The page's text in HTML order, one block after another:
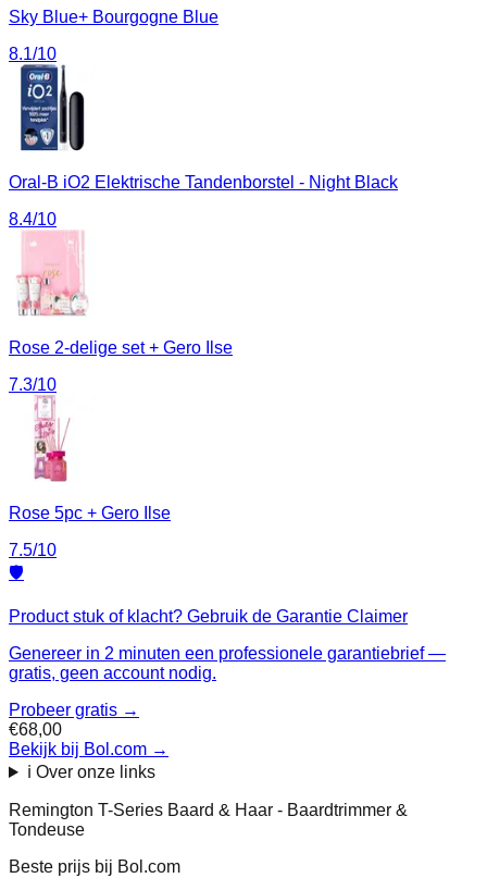
Sky Blue+ Bourgogne Blue
8.1/10
Oral-B iO2 Elektrische Tandenborstel - Night Black
8.4/10
Rose 2-delige set + Gero Ilse
7.3/10
Rose 5pc + Gero Ilse
7.5/10
🛡️
Product stuk of klacht? Gebruik de Garantie Claimer
Genereer in 2 minuten een professionele garantiebrief —
gratis, geen account nodig.
Probeer gratis →
€68,00
Bekijk bij Bol.com →
ℹ️ Over onze links
Remington T-Series Baard & Haar - Baardtrimmer &
Tondeuse
Beste prijs bij Bol.com